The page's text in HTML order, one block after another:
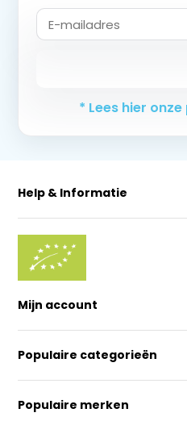
* Lees hier
Help & Informatie
Mijn account
Populaire categorieën
Populaire merken